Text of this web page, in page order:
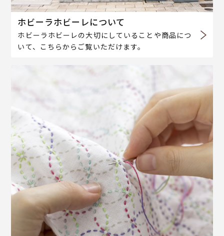
ホビーラホビーレについて
ホビーラホビーレの大切にしていることや商品につ
いて、こちらからご覧いただけます。